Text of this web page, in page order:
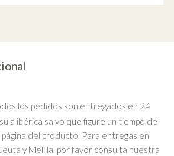
los pedidos son entregados en 24
ibérica salvo que figure un tiempo de
del producto. Para entregas en
y Melilla, por favor consulta nuestra